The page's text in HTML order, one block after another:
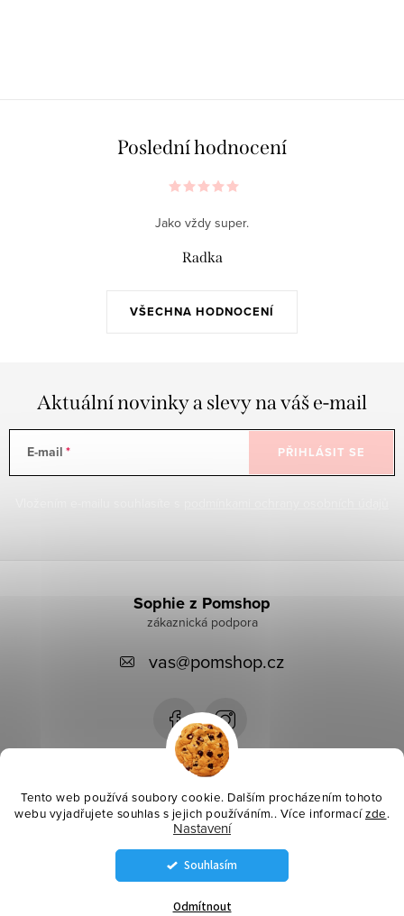
Tento web používá soubory cookie. Dalším procházením tohoto
webu vyjadřujete souhlas s jejich používáním.. Více informacízde.
Nastavení
Odmítnout
Souhlasím
Poslední hodnocení
VŠECHNA HODNOCENÍ
Jako vždy super.
Radka
Aktuální novinky a slevy na váš e-mail
E-mail PŘIHLÁSIT SE
Instagram
Sophie z Pomshop
vas@pomshop.cz
. Všechna práva vyhrazena.